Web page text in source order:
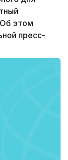
этом
пресс-